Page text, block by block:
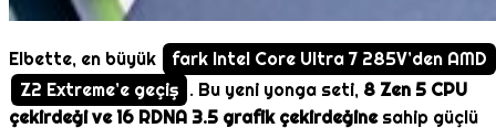
Elbette, en büyük
fark Intel Core Ultra 7 285V’den AMD
Z2 Extreme’e geçiş . Bu yeni yonga seti, 8 Zen 5 CPU
çekirdeği ve 16 RDNA 3.5 grafik çekirdeğinesahip güçlü